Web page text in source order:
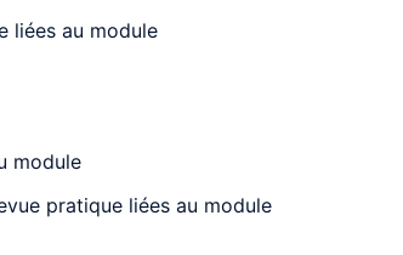
liées au module
module
pratique liées au module